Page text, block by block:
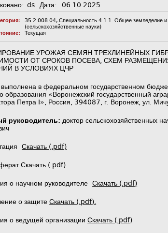
ds Дата: 06.10.2025
35.2.008.04,Специальность 4.1.1. Общее земледелие и
(сельскохозяйственные науки)
Текущая
УРОЖАЯ СЕМЯН ТРЕХЛИНЕЙНЫХ
ОТ СРОКОВ ПОСЕВА, СХЕМ
В УСЛОВИЯХ ЦЧР
выполнена в федеральном государственном
образования «Воронежский государственный
Петра I», Россия, 394087, г. Воронеж, ул.
руководитель: доктор сельскохозяйственных
Скачать (.pdf)
Скачать (.pdf).
о научном руководителеСкачать (.pdf)
о защитеСкачать (.pdf).
о ведущей организацииСкачать (.pdf)